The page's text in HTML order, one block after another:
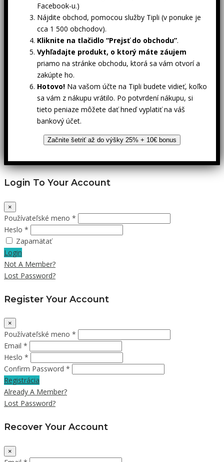
Facebook-u.)
Nájdite obchod, pomocou služby Tipli (v ponuke je
cca 1 500 obchodov).
Kliknite na tlačidlo “Prejsť do obchodu”.
Vyhľadajte produkt, o ktorý máte záujem
priamo na stránke obchodu, ktorá sa vám otvorí a
zakúpte ho.
Hotovo! Na vašom účte na Tipli budete vidieť, koľko
sa vám z nákupu vrátilo. Po potvrdení nákupu, si
tieto peniaze môžete dať hneď vyplatiť na váš
bankový účet.
Začnite šetriť až do výšky 25% + 10€ bonus
Login To Your Account
×
Používateľské meno *
Heslo *
Zapamätať
Login
Not A Member?
Lost Password?
Register Your Account
×
Používateľské meno *
Email *
Heslo *
Confirm Password *
Registrácia
Already A Member?
Lost Password?
Recover Your Account
×